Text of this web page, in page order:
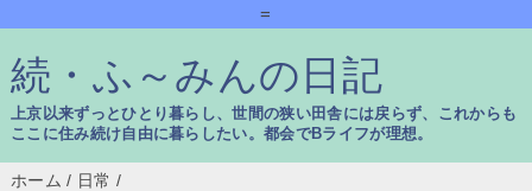
=
続・ふ～みんの日記
上京以来ずっとひとり暮らし、世間の狭い田舎には戻らず、これからも
ここに住み続け自由に暮らしたい。都会でBライフが理想。
ホーム / 日常 /